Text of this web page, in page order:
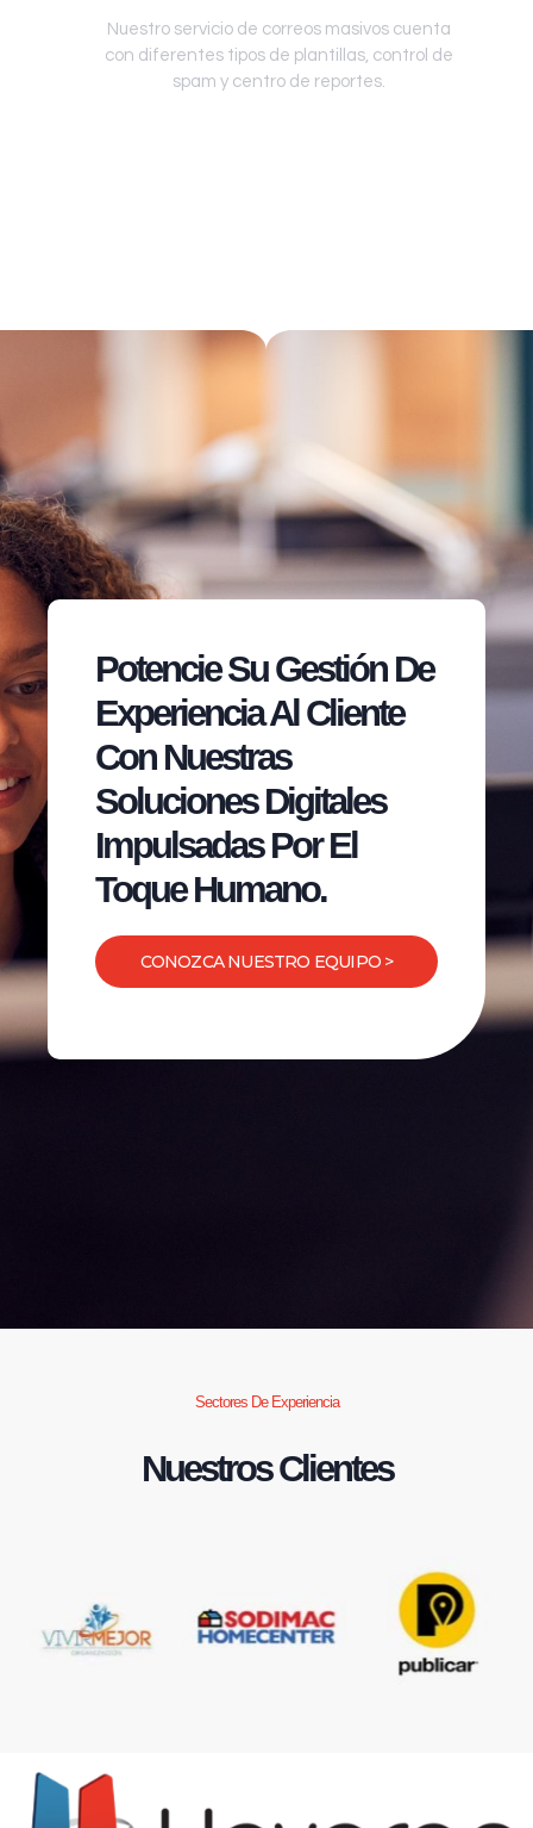
Nuestro servicio de correos masivos cuenta
con diferentes tipos de plantillas, control de
spam y centro de reportes.
Potencie Su Gestión De
Experiencia Al Cliente
Con Nuestras
Soluciones Digitales
Impulsadas Por El
Toque Humano.
CONOZCA NUESTRO EQUIPO >
Sectores De Experiencia
Nuestros Clientes